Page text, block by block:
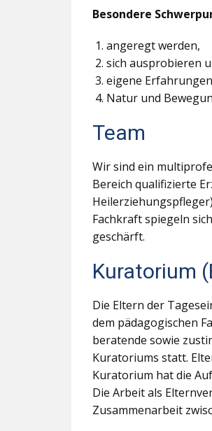
Besondere
angeregt werden,
sich ausprobieren
eigene
Natur und
Team
Wir sind ein
Bereich qualifizierte
Fachkraft spiegeln
geschärft.
Kuratorium
Die Eltern der
dem pädagogischen
beratende sowie
Kuratoriums statt.
Kuratorium hat die
Die Arbeit als
Zusammenarbeit